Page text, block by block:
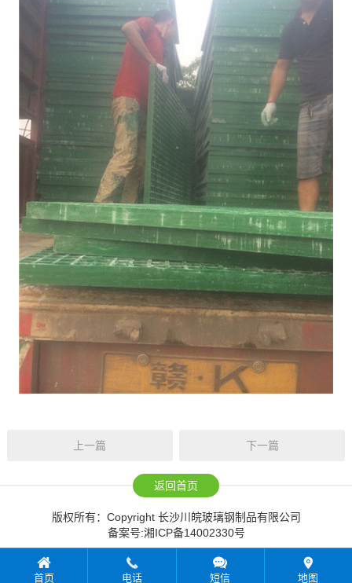
上一篇 下一篇
返回首页
版权所有：Copyright 长沙川皖玻璃钢制品有限公司
备案号:湘ICP备14002330号
首页 电话 短信 地图